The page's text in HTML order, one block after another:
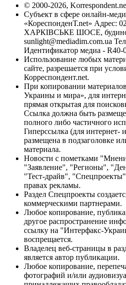
© 2000-2026,
Субъект в сфере онлайн-
«КореспонденТ.net» Адрес:
ХАРКІВСЬКЕ ШОСЕ,
sunlight@mediadim.com.ua
Идентификатор медиа - R40-
Использование любых
сайте, разрешается при
Корреспондент.net.
При копировании
Украины и мира», для
прямая открытая для
Ссылка должна быть
полного либо частичного
Гиперссылка (для интернет-
размещена в подзаголовке
материала.
Новости с пометками
"Заявление", "Регионы",
"Тест-драйв",
правах рекламы.
Раздел Спецпроекты
коммерческими партнерами.
Любое копирование,
другое распространение
ссылку на "Интерфакс-
воспрещается.
Владелец веб-страницы в
является автор публикации.
Любое копирование,
фотографий и/или